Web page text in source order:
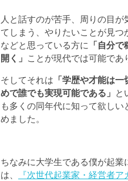
人と話すのが苦手、周りの目が
てしまう、やりたいことが見つ
などと思っている方に
「自分
開く」
ことが現代では可能であ
そしてそれは 「学歴や才能は
めで誰でも実現可能である」
と
も多くの同年代に知って欲しい
めました。
ちなみに大学生である僕が起業
は、
『次世代起業家・経営者ア